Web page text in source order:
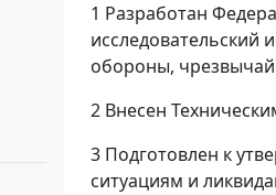
1 Разработан
исследовательский
обороны,
2 Внесен
3 Подготовлен к
ситуациям и